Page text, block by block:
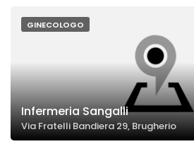
GINECOLOGO
Infermeria Sangalli
Via Fratelli Bandiera 29, Brugherio